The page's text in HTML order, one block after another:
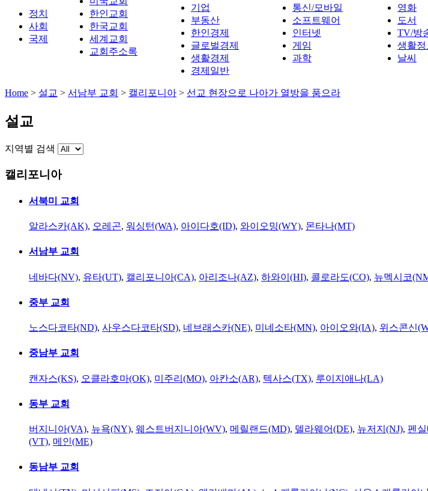
정치
사회
국제
한인교회
한국교회
세계교회
교회주소록
기업
부동산
한인경제
글로벌경제
생활경제
경제일반
통신/모바일
소프트웨어
인터넷
게임
과학
영화
도서
TV/방
생활정
날씨
Home > 설교 > 서남부 교회 > 캘리포니아 > 선교 현장으로 나아가 열방을 품으라
설교
지역별 검색
캘리포니아
서북미 교회
알라스카(AK), 오레곤, 워싱턴(WA), 아이다호(ID), 와이오밍(WY), 몬타나(MT)
서남부 교회
네바다(NV), 유타(UT), 캘리포니아(CA), 아리조나(AZ), 하와이(HI), 콜로라도(CO), 뉴멕시코
중부 교회
노스다코타(ND), 사우스다코타(SD), 네브래스카(NE), 미네소타(MN), 아이오와(IA), 위스콘신
중남부 교회
캔자스(KS), 오클라호마(OK), 미주리(MO), 아칸소(AR), 텍사스(TX), 루이지애나(LA)
동부 교회
버지니아(VA), 뉴욕(NY), 웨스트버지니아(WV), 메릴랜드(MD), 델라웨어(DE), 뉴저지(NJ), 펜
(VT), 메인(ME)
동남부 교회